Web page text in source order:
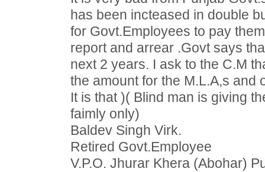
has been incteased in double
for Govt.Employees to pay
report and arrear .Govt says
next 2 years. I ask to the C.M
the amount for the M.L.A,s and
It is that )( Blind man is giving
faimly only)
Baldev Singh Virk.
Retired Govt.Employee
V.P.O. Jhurar Khera (Abohar)